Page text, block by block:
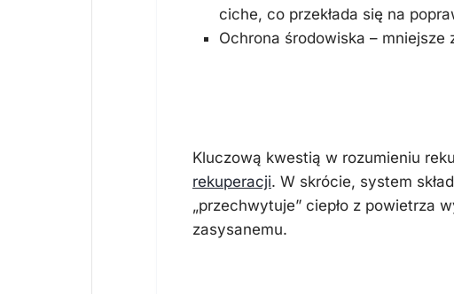
ciche, co przekłada się na
Ochrona środowiska – mniejsze
Kluczową kwestią w rozumieniu
rekuperacji. W skrócie, system
„przechwytuje” ciepło z powietrza
zasysanemu.